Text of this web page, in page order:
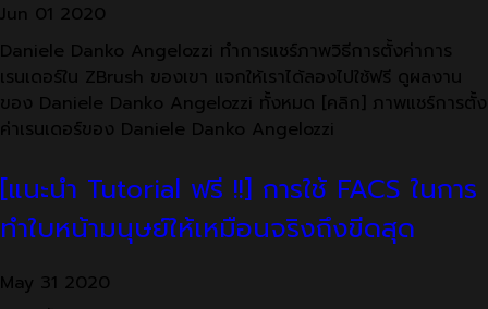
Jun 01 2020
Daniele Danko Angelozzi ทำการแชร์ภาพวิธีการตั้งค่าการ
เรนเดอร์ใน ZBrush ของเขา แจกให้เราได้ลองไปใช้ฟรี ดูผลงาน
ของ Daniele Danko Angelozzi ทั้งหมด [คลิก] ภาพแชร์การตั้ง
ค่าเรนเดอร์ของ Daniele Danko Angelozzi
[แนะนำ Tutorial ฟรี !!] การใช้ FACS ในการ
ทำใบหน้ามนุษย์ให้เหมือนจริงถึงขีดสุด
May 31 2020